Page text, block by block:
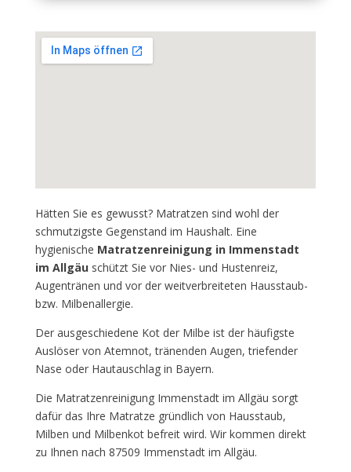
Hätten Sie es gewusst? Matratzen sind wohl der
schmutzigste Gegenstand im Haushalt. Eine
hygienische Matratzenreinigung in Immenstadt
im Allgäuschützt Sie vor Nies- und Hustenreiz,
Augentränen und vor der weitverbreiteten Hausstaub-
bzw. Milbenallergie.
Der ausgeschiedene Kot der Milbe ist der häufigste
Auslöser von Atemnot, tränenden Augen, triefender
Nase oder Hautauschlag in Bayern.
Die Matratzenreinigung Immenstadt im Allgäu sorgt
dafür das Ihre Matratze gründlich von Hausstaub,
Milben und Milbenkot befreit wird. Wir kommen direkt
zu Ihnen nach 87509 Immenstadt im Allgäu.